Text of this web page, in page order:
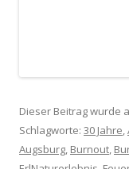
Dieser Beitrag wurde
Schlagworte: 30 Jahre,
Augsburg, Burnout,